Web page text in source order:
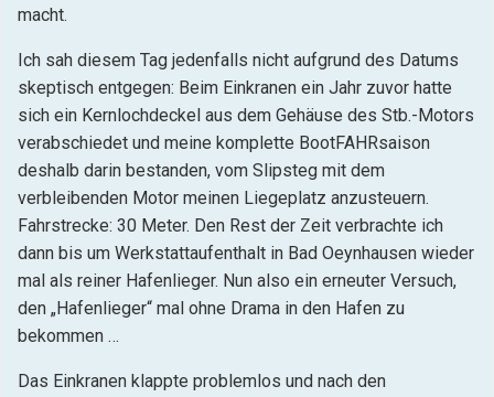
macht.
Ich sah diesem Tag jedenfalls nicht aufgrund des Datums
skeptisch entgegen: Beim Einkranen ein Jahr zuvor hatte
sich ein Kernlochdeckel aus dem Gehäuse des Stb.-Motors
verabschiedet und meine komplette BootFAHRsaison
deshalb darin bestanden, vom Slipsteg mit dem
verbleibenden Motor meinen Liegeplatz anzusteuern.
Fahrstrecke: 30 Meter. Den Rest der Zeit verbrachte ich
dann bis um Werkstattaufenthalt in Bad Oeynhausen wieder
mal als reiner Hafenlieger. Nun also ein erneuter Versuch,
den „Hafenlieger“ mal ohne Drama in den Hafen zu
bekommen …
Das Einkranen klappte problemlos und nach den